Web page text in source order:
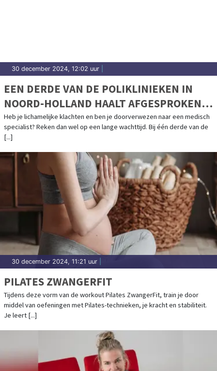
30 december 2024, 12:02 uur
EEN DERDE VAN DE POLIKLINIEKEN IN
NOORD-HOLLAND HAALT AFGESPROKEN
NORM WACHTTIJDEN NIET
Heb je lichamelijke klachten en ben je doorverwezen naar een medisch
specialist? Reken dan wel op een lange wachttijd. Bij één derde van de
[...]
30 december 2024, 11:21 uur
PILATES ZWANGERFIT
Tijdens deze vorm van de workout Pilates ZwangerFit, train je door
middel van oefeningen met Pilates-technieken, je kracht en stabiliteit.
Je leert [...]